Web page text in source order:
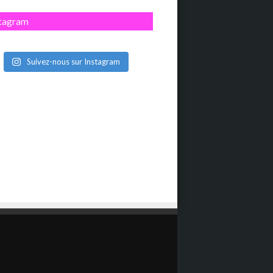
Suivez-nous sur Instagram